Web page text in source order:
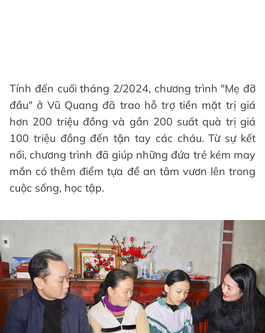
Tính đến cuối tháng 2/2024, chương trình "Mẹ đỡ
đầu" ở Vũ Quang đã trao hỗ trợ tiền mặt trị giá
hơn 200 triệu đồng và gần 200 suất quà trị giá
100 triệu đồng đến tận tay các cháu. Từ sự kết
nối, chương trình đã giúp những đứa trẻ kém may
mắn có thêm điểm tựa để an tâm vươn lên trong
cuộc sống, học tập.